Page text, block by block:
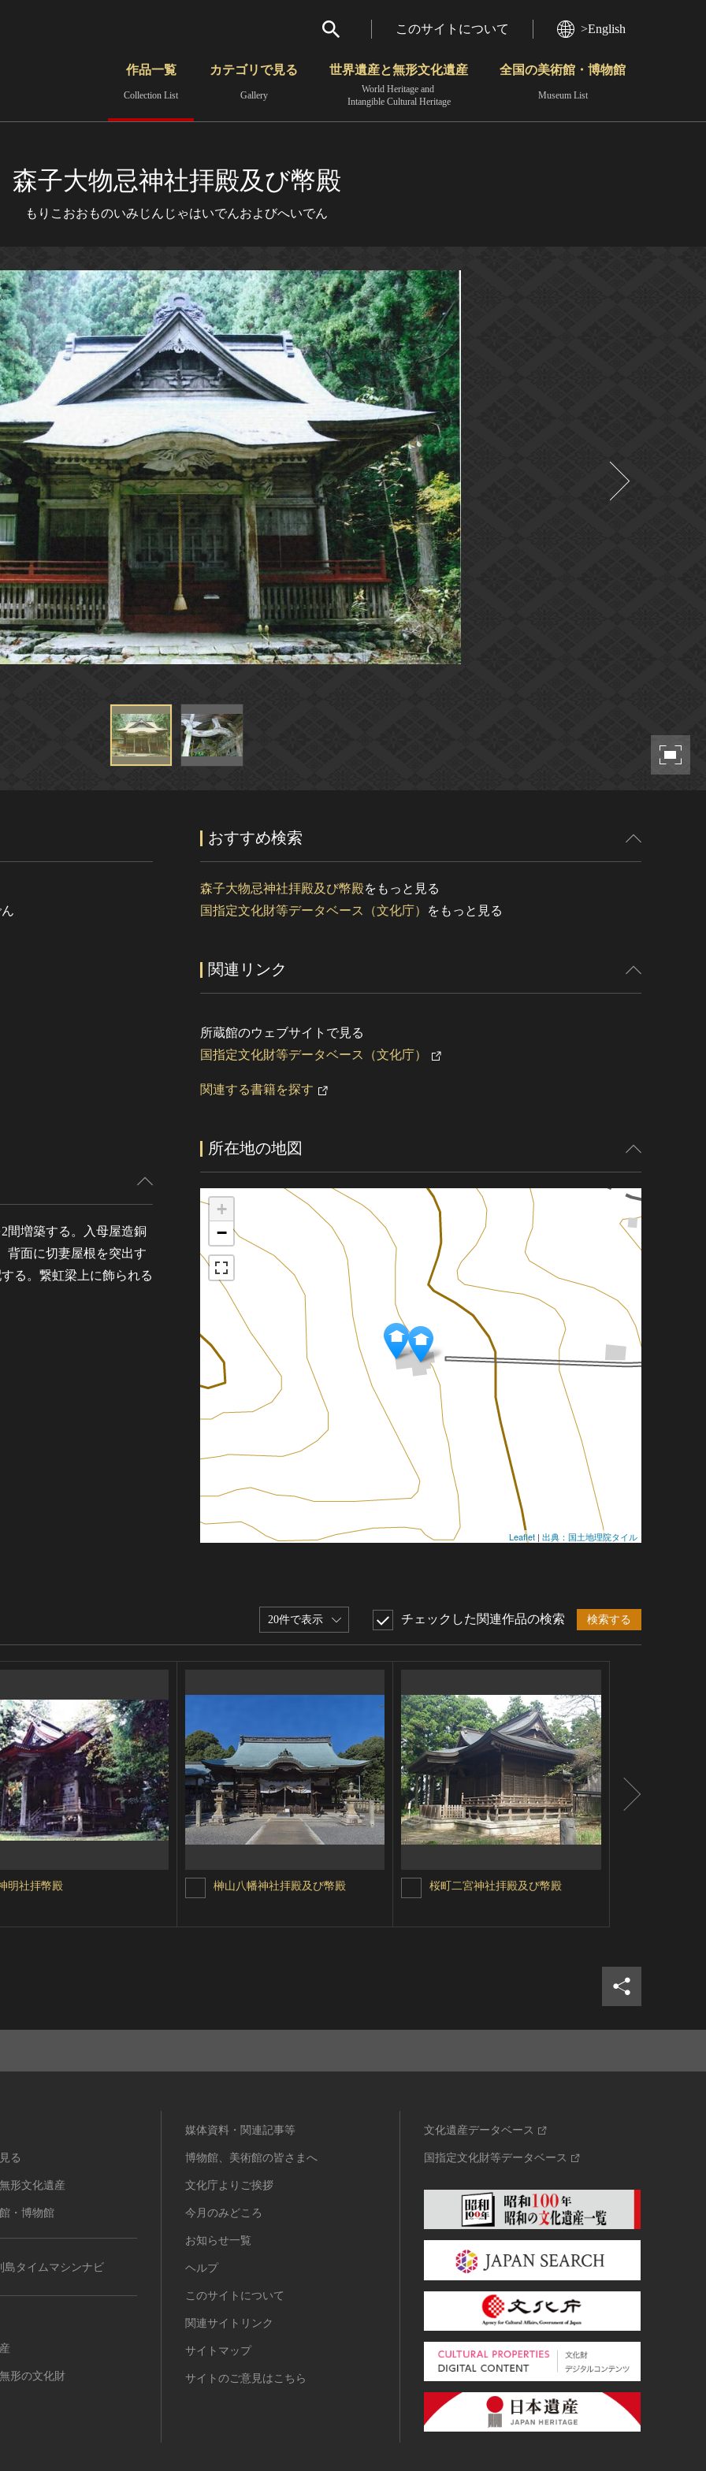
さらに詳細検索
このサイトについて >English
作品一覧
Collection List
カテゴリで見る
Gallery
世界遺産と無形文化遺産
World Heritage and
Intangible Cultural Heritage
全国の美術館・博物館
Museum List
森子大物忌神社拝殿及び幣殿
もりこおおものいみじんじゃはいでんおよびへいでん
間増築する。入母屋造銅
背面に切妻屋根を突出す
る。繋虹梁上に飾られる
おすすめ検索
森子大物忌神社拝殿及び幣殿をもっと見る
国指定文化財等データベース（文化庁）
をもっと見る
関連リンク
所蔵館のウェブサイトで見る
国指定文化財等データベース（文化庁）
関連する書籍を探す
所在地の地図
+
−
Leaflet | 出典：国土地理院タイル
20件で表示 チェックした関連作品の検索 検索する
明社拝幣殿 榊山八幡神社拝殿及び幣殿 桜町二宮神社拝殿及び幣殿
る
形文化遺産
・博物館
島タイムマシンナビ
形の文化財
媒体資料・関連記事等
博物館、美術館の皆さまへ
文化庁よりご挨拶
今月のみどころ
お知らせ一覧
ヘルプ
このサイトについて
関連サイトリンク
サイトマップ
サイトのご意見はこちら
文化遺産データベース
国指定文化財等データベース